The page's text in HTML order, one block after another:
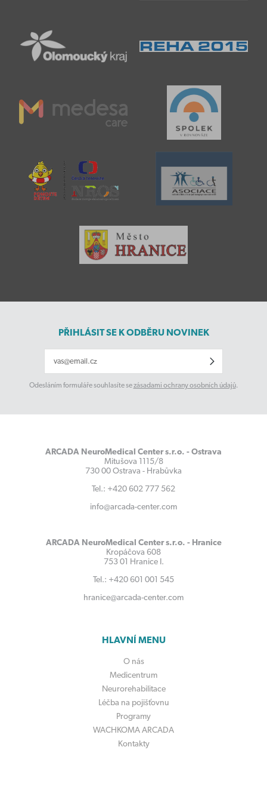
PŘIHLÁSIT SE K ODBĚRU NOVINEK
Odesláním formuláře souhlasíte sezásadami ochrany osobních údajů.
ARCADA NeuroMedical Center s.r.o. - Ostrava
Mitušova 1115/8
730 00 Ostrava - Hrabůvka
Tel.: +420 602 777 562
info@arcada-center.com
ARCADA NeuroMedical Center s.r.o. - Hranice
Kropáčova 608
753 01 Hranice I.
Tel.: +420 601 001 545
hranice@arcada-center.com
HLAVNÍ MENU
O nás
Medicentrum
Neurorehabilitace
Léčba na pojišťovnu
Programy
WACHKOMA ARCADA
Kontakty